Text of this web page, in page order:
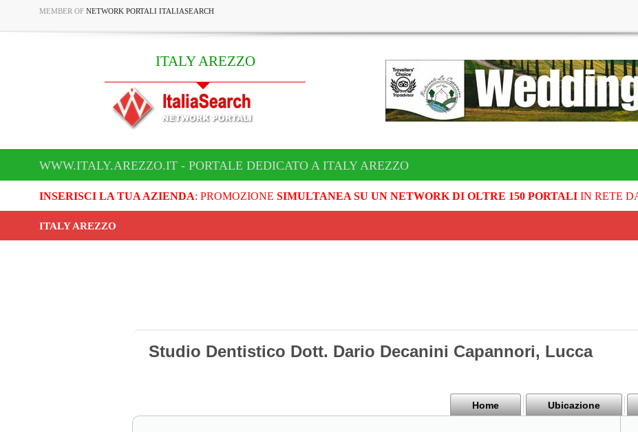
MEMBER OF NETWORK PORTALI ITALIASEARCH
ITALY AREZZO
WWW.ITALY.AREZZO.IT - PORTALE DEDICATO A ITALY AREZZO
INSERISCI LA TUA AZIENDA: PROMOZIONE SIMULTANEA SU UN NETWORK DI OLTRE 150 PORTALIIN RETE
ITALY AREZZO
Studio Dentistico Dott. Dario Decanini Capannori, Lucca
Home Ubicazione